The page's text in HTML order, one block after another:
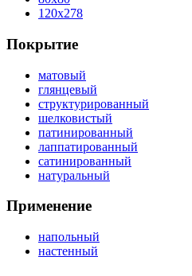
120x278
Покрытие
матовый
глянцевый
структурированный
шелковистый
патинированный
лаппатированный
сатинированный
натуральный
Применение
напольный
настенный